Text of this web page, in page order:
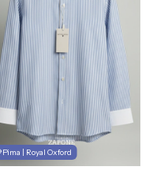
Pima | Royal Oxford